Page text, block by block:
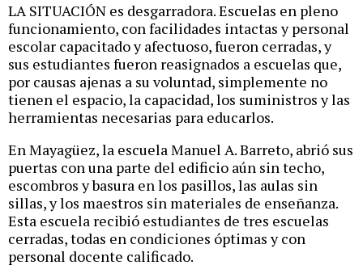
LA SITUACIÓN es desgarradora. Escuelas en pleno
funcionamiento, con facilidades intactas y personal
escolar capacitado y afectuoso, fueron cerradas, y
sus estudiantes fueron reasignados a escuelas que,
por causas ajenas a su voluntad, simplemente no
tienen el espacio, la capacidad, los suministros y las
herramientas necesarias para educarlos.
En Mayagüez, la escuela Manuel A. Barreto, abrió sus
puertas con una parte del edificio aún sin techo,
escombros y basura en los pasillos, las aulas sin
sillas, y los maestros sin materiales de enseñanza.
Esta escuela recibió estudiantes de tres escuelas
cerradas, todas en condiciones óptimas y con
personal docente calificado.